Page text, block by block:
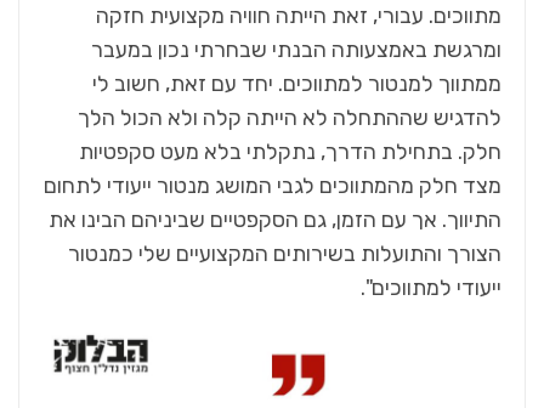
מתווכים. עבורי, זאת הייתה חוויה מקצועית חזקה
ומרגשת באמצעותה הבנתי שבחרתי נכון במעבר
ממתווך למנטור למתווכים. יחד עם זאת, חשוב לי
להדגיש שההתחלה לא הייתה קלה ולא הכול הלך
חלק. בתחילת הדרך, נתקלתי בלא מעט סקפטיות
מצד חלק מהמתווכים לגבי המושג מנטור ייעודי לתחום
התיווך. אך עם הזמן, גם הסקפטיים שביניהם הבינו את
הצורך והתועלות בשירותים המקצועיים שלי כמנטור
ייעודי למתווכים".